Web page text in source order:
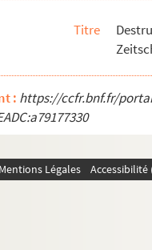
de l'Université de
im Elsass (Journal de
im Elsass (Journal
im Elsass (Strassburger
(compte rendu de
(1875) (comte-
des Strassb.
des Strassb.
Titre
: https://ccfr.bnf.fr/
Mentions Légales